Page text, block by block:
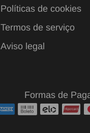
Políticas de cookies
Termos de serviço
Aviso legal
Formas de